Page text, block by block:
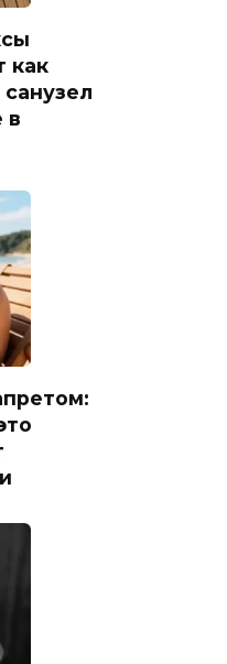
как
в